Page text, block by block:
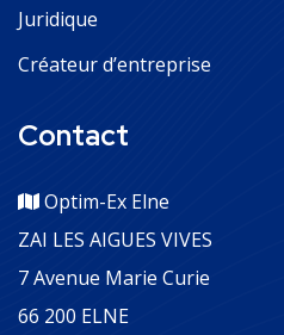
Juridique
Créateur d’entreprise
Contact
Optim-Ex Elne
ZAI LES AIGUES VIVES
7 Avenue Marie Curie
66 200 ELNE